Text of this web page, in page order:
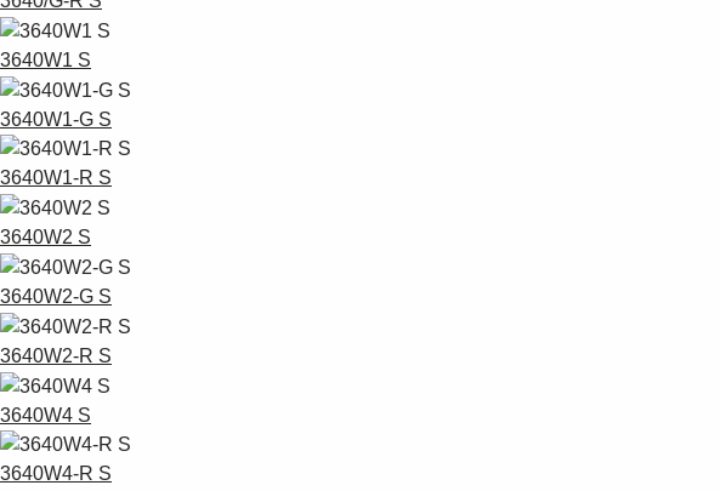
3640W1 S
3640W1-G S
3640W1-R S
3640W2 S
3640W2-G S
3640W2-R S
3640W4 S
3640W4-R S